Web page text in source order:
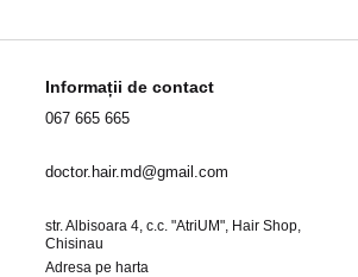
Informații de contact
067 665 665
doctor.hair.md@gmail.com
str. Albisoara 4, c.c. "AtriUM", Hair Shop,
Chisinau
Adresa pe harta